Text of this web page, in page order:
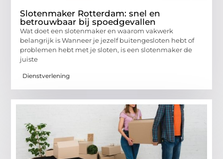
Slotenmaker Rotterdam: snel en
betrouwbaar bij spoedgevallen
Wat doet een slotenmaker en waarom vakwerk
belangrijk is Wanneer je jezelf buitengesloten hebt of
problemen hebt met je sloten, is een slotenmaker de
juiste
Dienstverlening